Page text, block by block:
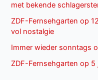
met bekende
ZDF-Fernsehgarten op
vol nostalgie
Immer wieder sonntags
ZDF-Fernsehgarten op 5